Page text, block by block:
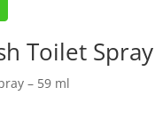
Toilet
– 59 ml